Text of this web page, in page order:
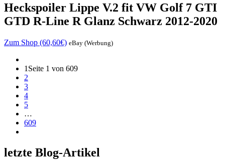
Heckspoiler Lippe V.2 fit VW Golf 7 GTI
GTD R-Line R Glanz Schwarz 2012-2020
Zum Shop (60,60€) eBay (Werbung)
1 Seite 1 von 609
2
3
4
5
…
609
letzte Blog-Artikel